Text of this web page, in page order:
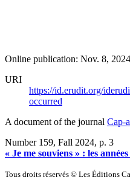
Online publication: Nov. 8, 2024
URI
https://id.erudit.org/
occurred
A document of the journal Cap-
Number 159, Fall 2024, p. 3
« Je me souviens » : les
Tous droits réservés © Les Éditions